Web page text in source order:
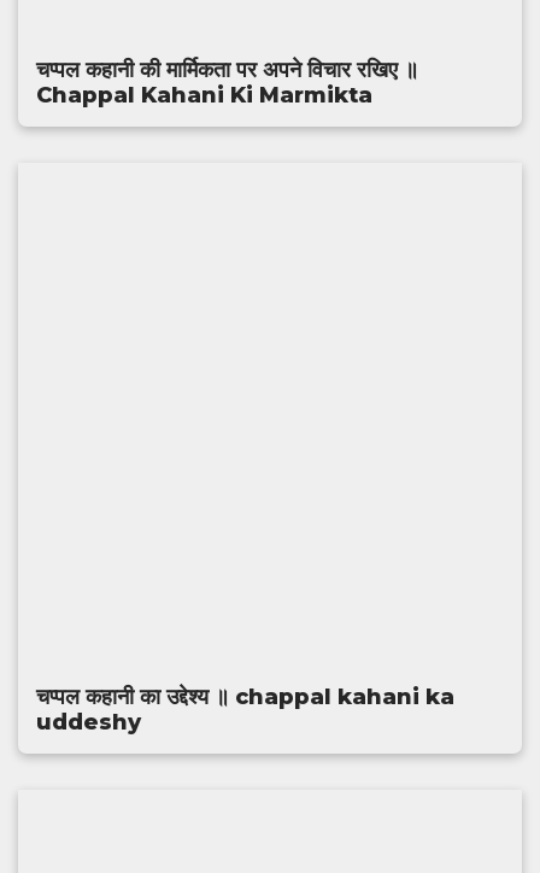
चप्पल कहानी की मार्मिकता पर अपने विचार रखिए ॥
Chappal Kahani Ki Marmikta
चप्पल कहानी का उद्देश्य ॥ chappal kahani ka
uddeshy